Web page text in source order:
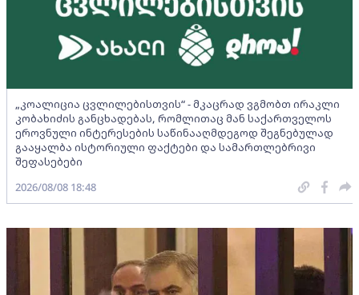
„კოალიცია ცვლილებისთვის“ - მკაცრად ვგმობთ ირაკლი
კობახიძის განცხადებას, რომლითაც მან საქართველოს
ეროვნული ინტერესების საწინააღმდეგოდ შეგნებულად
გააყალბა ისტორიული ფაქტები და სამართლებრივი
შეფასებები
2026/08/08 18:48